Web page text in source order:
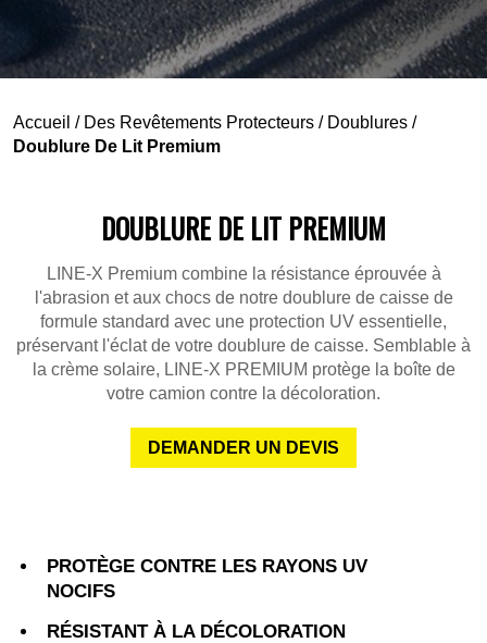
Accueil / Des Revêtements Protecteurs / Doublures /
Doublure De Lit Premium
DOUBLURE DE LIT PREMIUM
LINE-X Premium combine la résistance éprouvée à
l'abrasion et aux chocs de notre doublure de caisse de
formule standard avec une protection UV essentielle,
préservant l'éclat de votre doublure de caisse. Semblable à
la crème solaire, LINE-X PREMIUM protège la boîte de
votre camion contre la décoloration.
DEMANDER UN DEVIS
PROTÈGE CONTRE LES RAYONS UV
NOCIFS
RÉSISTANT À LA DÉCOLORATION